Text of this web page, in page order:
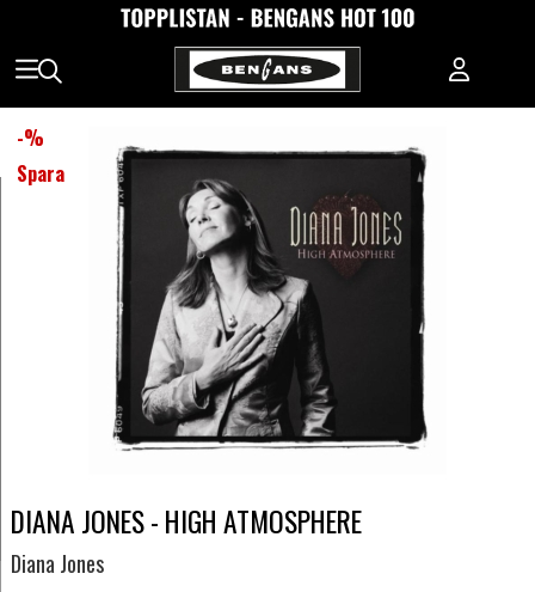
-%
Spara
DIANA JONES - HIGH ATMOSPHERE
Diana Jones